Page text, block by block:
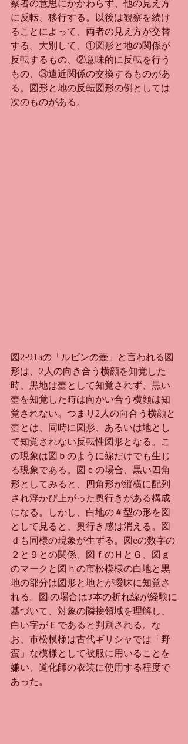
察者の意思にかかわらず、他の見え方
に反転、移行する。以後は観察を続け
ることによって、両者の見え方が交替
する。大別して、①図形と地の関係が
反転するもの、②意味的に反転を行う
もの、③遠近関係の交換するものがあ
る。図形と地の反転図形の例としては
次のものがある。
図2-91aの「ルビンの壺」と言われる図
形は、2人の向き合う横顔を知覚した
時、黒地は壺として知覚されず、黒い
壺を知覚した時は向かい合う横顔は知
覚されない。つまり2人の向合う横顔と
壺とは、同時に図形、あるいは地とし
て知覚されない反転性図形となる。こ
の現象は図ｂのように線だけでも生じ
る現象である。図ｃの場合、黒い四角
形としてみると、四角形が縦横に配列
され浮かび上がった奥行きがある構成
になる。しかし、白地の＃型の形を図
として見ると、奥行き感は消える。図
ｄも同様の現象が生ずる。図eの数字の
２と９との関係、図ｆのＨとＧ、図ｇ
のマークと図ｈの市松模様の白地と黒
地の部分は図形と地とが曖昧に知覚さ
れる。図iの場合は3本の折れ線が経験に
基づいて、対象の隣接領域を理解し、
白い字がＥであると判別される。な
お、市松模様は古代ギリシャでは「野
蛮」な模様として被服に用いることを
嫌い、道化師の衣装に使用する程度で
あった。